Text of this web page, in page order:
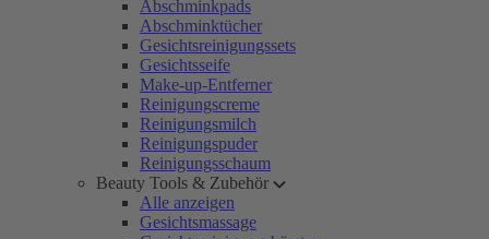
Abschminkpads
Abschminktücher
Gesichtsreinigungssets
Gesichtsseife
Make-up-Entferner
Reinigungscreme
Reinigungsmilch
Reinigungspuder
Reinigungsschaum
Beauty Tools & Zubehör
Alle anzeigen
Gesichtsmassage